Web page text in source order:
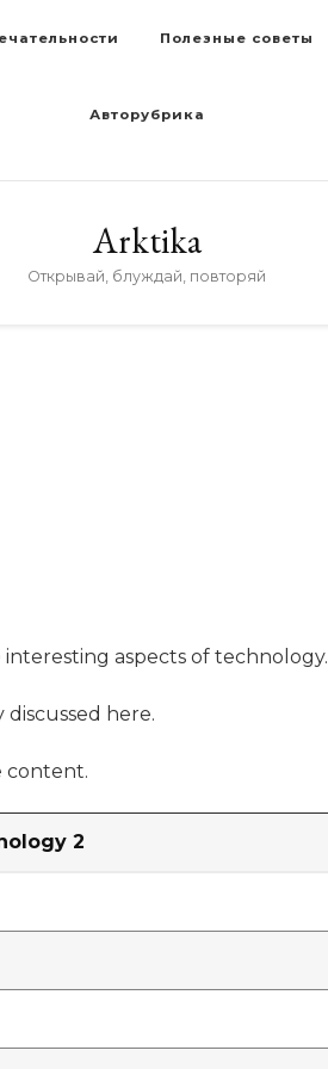
Полезные советы
Авторубрика
Arktika
Открывай, блуждай, повторяй
aspects of technology.
here.
content.
2